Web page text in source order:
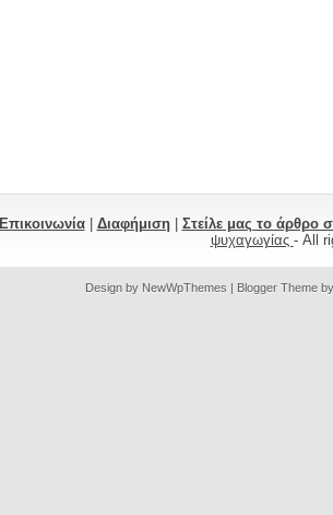
Επικοινωνία| Διαφήμιση| Στείλε μας το άρθρο
ψυχαγωγίας - All
Design by NewWpThemes | Blogger Theme